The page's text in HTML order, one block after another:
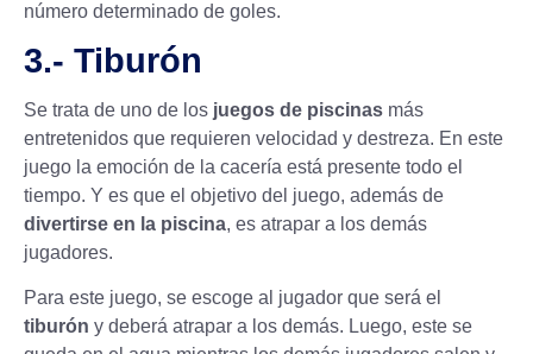
número determinado de goles.
3.- Tiburón
Se trata de uno de los juegos de piscinas más
entretenidos que requieren velocidad y destreza. En este
juego la emoción de la cacería está presente todo el
tiempo. Y es que el objetivo del juego, además de
divertirse en la piscina, es atrapar a los demás
jugadores.
Para este juego, se escoge al jugador que será el
tiburón y deberá atrapar a los demás. Luego, este se